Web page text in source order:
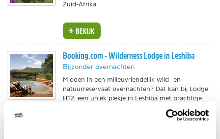
Zuid-Afrika.
BEKIJK
Booking.com - Wilderness Lodge in Leshiba
Bijzonder overnachten
Midden in een milieuvriendelijk wild- en
natuurreservaat overnachten? Dat kan bij Lodge
H12, een uniek plekje in Leshiba met prachtige